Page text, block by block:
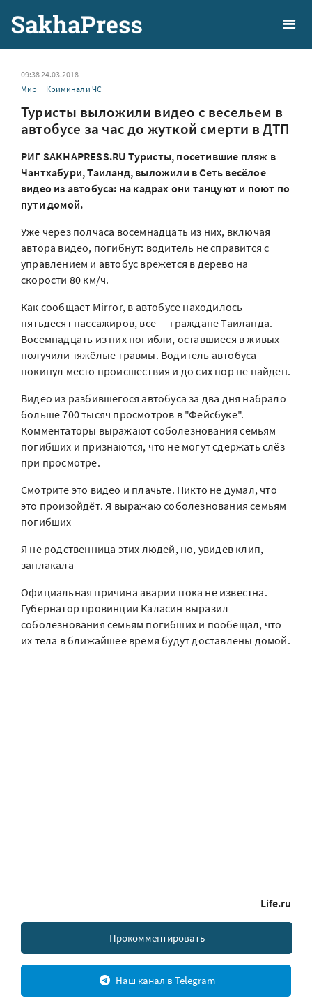
09:38 24.03.2018
Мир
Криминал и ЧС
Туристы выложили видео с весельем в
автобусе за час до жуткой смерти в ДТП
РИГ SAKHAPRESS.RU Туристы, посетившие пляж в
Чантхабури, Таиланд, выложили в Сеть весёлое
видео из автобуса: на кадрах они танцуют и поют по
пути домой.
Уже через полчаса восемнадцать из них, включая
автора видео, погибнут: водитель не справится с
управлением и автобус врежется в дерево на
скорости 80 км/ч.
Как сообщает Mirror, в автобусе находилось
пятьдесят пассажиров, все — граждане Таиланда.
Восемнадцать из них погибли, оставшиеся в живых
получили тяжёлые травмы. Водитель автобуса
покинул место происшествия и до сих пор не найден.
Видео из разбившегося автобуса за два дня набрало
больше 700 тысяч просмотров в "Фейсбуке".
Комментаторы выражают соболезнования семьям
погибших и признаются, что не могут сдержать слёз
при просмотре.
Смотрите это видео и плачьте. Никто не думал, что
это произойдёт. Я выражаю соболезнования семьям
погибших
Я не родственница этих людей, но, увидев клип,
заплакала
Официальная причина аварии пока не известна.
Губернатор провинции Каласин выразил
соболезнования семьям погибших и пообещал, что
их тела в ближайшее время будут доставлены домой.
Life.ru
Прокомментировать
Наш канал в Telegram